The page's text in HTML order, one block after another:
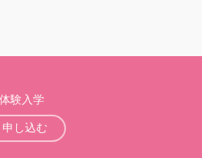
体験入学
申し込む